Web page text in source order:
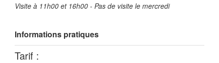
Visite à 11h00 et 16h00 - Pas de visite le mercredi
Informations pratiques
Tarif :